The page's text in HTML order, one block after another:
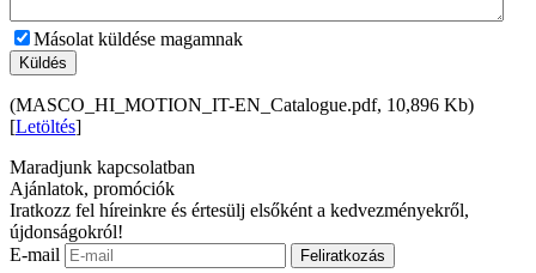
Másolat küldése magamnak
Küldés
(MASCO_HI_MOTION_IT-EN_Catalogue.pdf, 10,896 Kb)
[Letöltés]
Maradjunk kapcsolatban
Ajánlatok, promóciók
Iratkozz fel híreinkre és értesülj elsőként a kedvezményekről,
újdonságokról!
E-mail
Feliratkozás